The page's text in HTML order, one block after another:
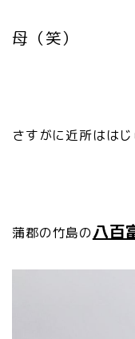
母（笑）
さすがに近所はは
蒲郡の竹島の八百